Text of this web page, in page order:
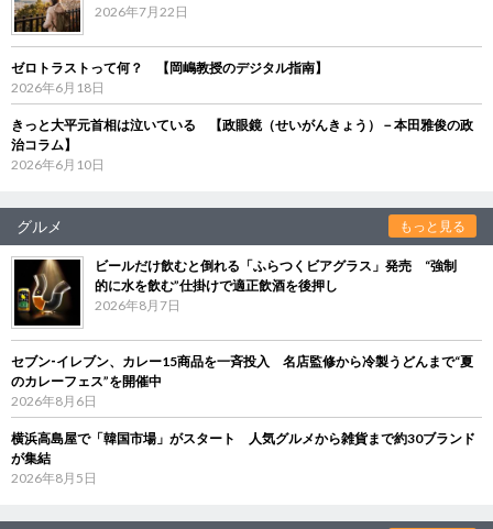
2026年7月22日
ゼロトラストって何？ 【岡嶋教授のデジタル指南】
2026年6月18日
きっと大平元首相は泣いている 【政眼鏡（せいがんきょう）－本田雅俊の政
治コラム】
2026年6月10日
グルメ もっと見る
ビールだけ飲むと倒れる「ふらつくビアグラス」発売 “強制
的に水を飲む”仕掛けで適正飲酒を後押し
2026年8月7日
セブン‐イレブン、カレー15商品を一斉投入 名店監修から冷製うどんまで“夏
のカレーフェス”を開催中
2026年8月6日
横浜高島屋で「韓国市場」がスタート 人気グルメから雑貨まで約30ブランド
が集結
2026年8月5日